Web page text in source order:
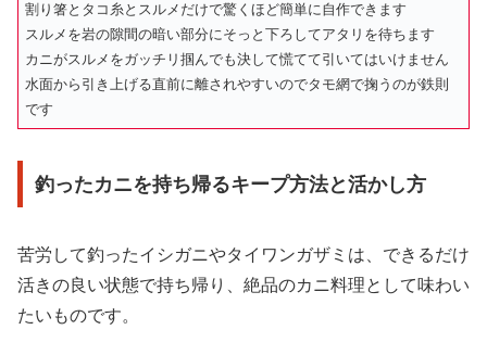
割り箸とタコ糸とスルメだけで驚くほど簡単に自作できます
スルメを岩の隙間の暗い部分にそっと下ろしてアタリを待ちます
カニがスルメをガッチリ掴んでも決して慌てて引いてはいけません
水面から引き上げる直前に離されやすいのでタモ網で掬うのが鉄則
です
釣ったカニを持ち帰るキープ方法と活かし方
苦労して釣ったイシガニやタイワンガザミは、できるだけ
活きの良い状態で持ち帰り、絶品のカニ料理として味わい
たいものです。